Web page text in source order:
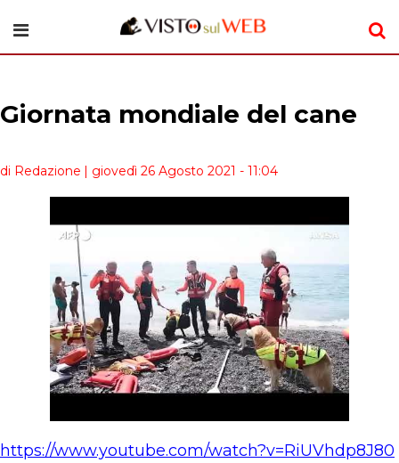
Giornata mondiale del cane
di Redazione | giovedì 26 Agosto 2021 - 11:04
https://www.youtube.com/watch?v=RiUVhdp8J80